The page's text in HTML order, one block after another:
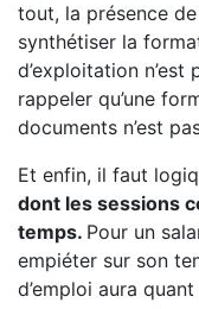
tout, la présence
synthétiser la
d’exploitation
rappeler qu’une
documents n’est
Et enfin, il faut
dont les sessions
temps. Pour un
empiéter sur son
d’emploi aura